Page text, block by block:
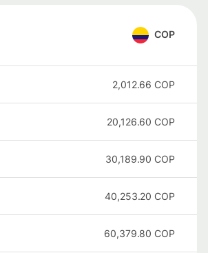
COP
2,012.66 COP
20,126.60 COP
30,189.90 COP
40,253.20 COP
60,379.80 COP